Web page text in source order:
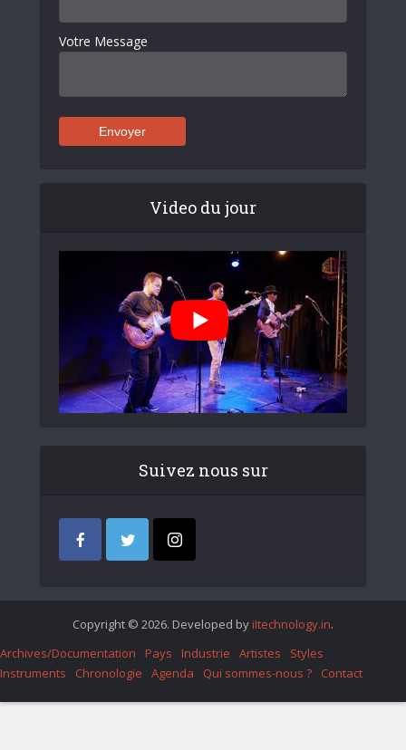
Votre Message
Video du jour
Suivez nous sur
Copyright © 2026. Developed by iItechnology.in.
Archives/Documentation
Pays Industrie Artistes
Styles
Instruments
Chronologie Agenda Qui sommes-nous ? Contact